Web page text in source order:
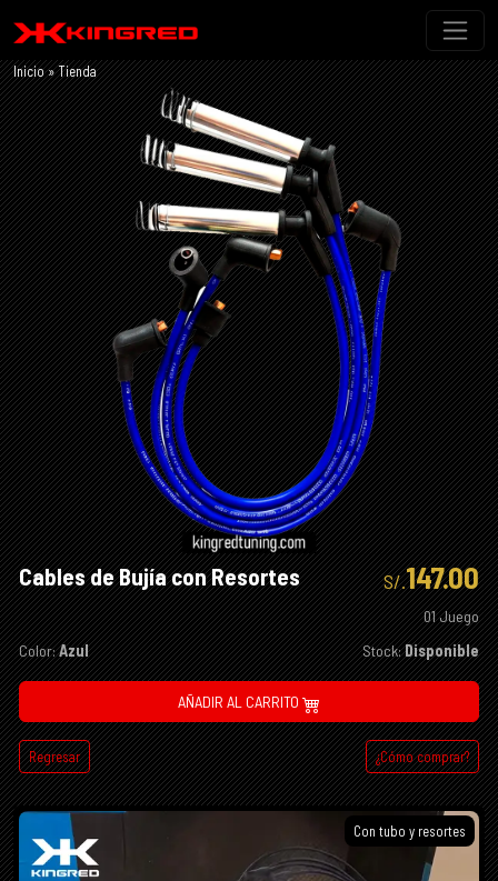
Inicio»Tienda
Cables de Bujía con Resortes S/.147.00
01 Juego
Color:Azul Stock:Disponible
AÑADIR AL CARRITO
Regresar ¿Cómo comprar?
Con tubo y resortes